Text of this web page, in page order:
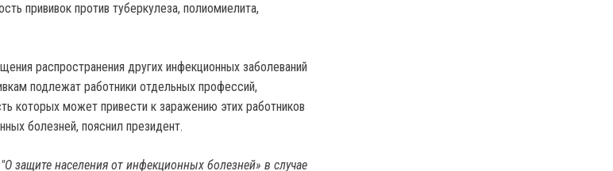
прививок против туберкулеза, полиомиелита,
распространения других инфекционных заболеваний
подлежат работники отдельных профессий,
которых может привести к заражению этих работников
болезней, пояснил президент.
защите населения от инфекционных болезней» в случае